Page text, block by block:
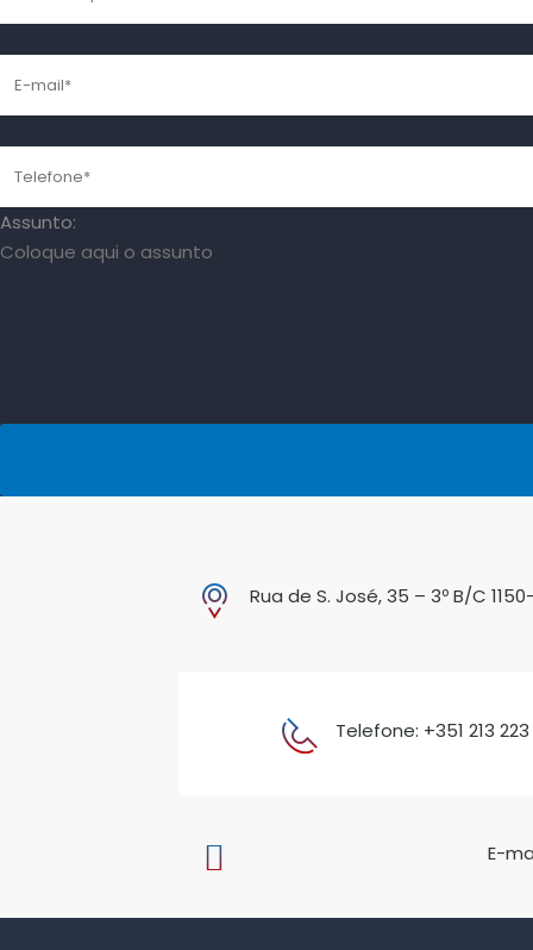
Assunto:
Rua de S. José, 35 – 3º B/C
Telefone: +351 213
E-